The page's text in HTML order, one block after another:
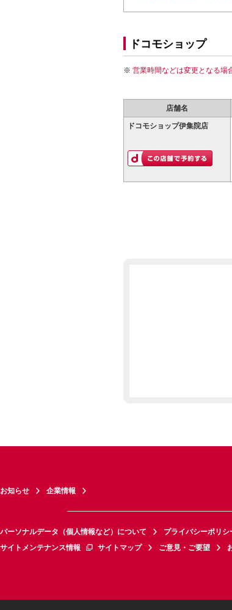
ドコモショップ
営業時間などは変更となる場
店舗名
ドコモショップ伊集院店
お知らせ 企業情報
パーソナルデータ（個人情報など）について プライバシーポリシ
サイトメンテナンス情報
サイトマップ ご意見・ご要望